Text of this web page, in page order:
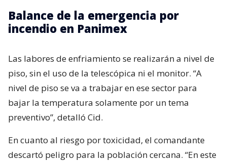
Balance de la emergencia por
incendio en Panimex
Las labores de enfriamiento se realizarán a nivel de
piso, sin el uso de la telescópica ni el monitor. “A
nivel de piso se va a trabajar en ese sector para
bajar la temperatura solamente por un tema
preventivo”, detalló Cid.
En cuanto al riesgo por toxicidad, el comandante
descartó peligro para la población cercana. “En este